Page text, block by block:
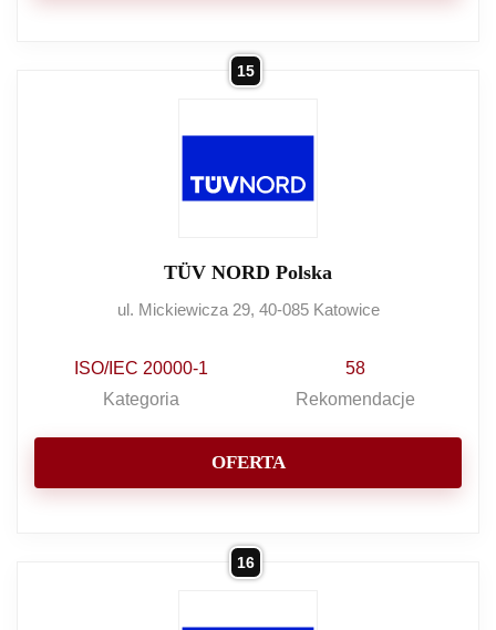
15
TÜV NORD Polska
ul. Mickiewicza 29, 40-085 Katowice
ISO/IEC 20000-1
Kategoria
58
Rekomendacje
OFERTA
16